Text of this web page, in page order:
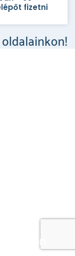
fizetni